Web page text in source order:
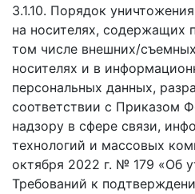
3.1.10. Порядок
на носителях, содержащих
том числе внешних/
носителях и в
персональных данных,
соответствии с Приказом
надзору в сфере связи,
технологий и массовых
октября 2022 г. № 179 «Об
Требований к